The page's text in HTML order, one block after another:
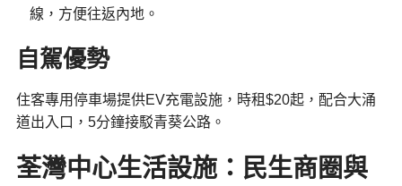
線，方便往返內地。
自駕優勢
住客專用停車場提供EV充電設施，時租$20起，配合大涌
道出入口，5分鐘接駁青葵公路。
荃灣中心生活設施：民生商圈與